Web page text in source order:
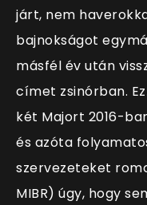
járt, nem
bajnokságot
másfél év után
címet zsinórban.
két Majort 2016-
és azóta
szervezeteket
MIBR) úgy, hogy